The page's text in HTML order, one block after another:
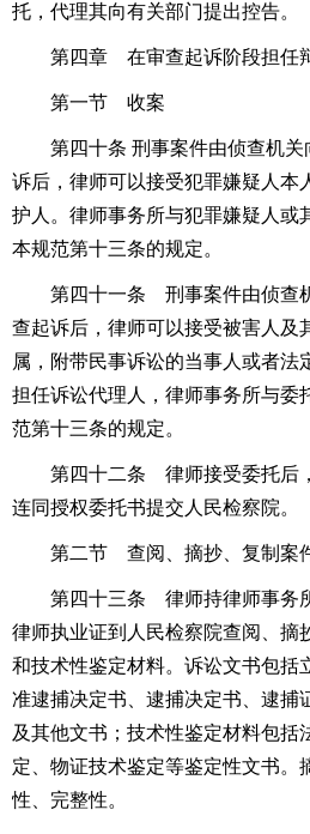
托，代理其向有关部门提出控告。
第四章 在审查起诉阶段担任辩
第一节 收案
第四十条 刑事案件由侦查机关
诉后，律师可以接受犯罪嫌疑人本
护人。律师事务所与犯罪嫌疑人或
本规范第十三条的规定。
第四十一条 刑事案件由侦查机
查起诉后，律师可以接受被害人及
属，附带民事诉讼的当事人或者法
担任诉讼代理人，律师事务所与委
范第十三条的规定。
第四十二条 律师接受委托后，
连同授权委托书提交人民检察院。
第二节 查阅、摘抄、复制案
第四十三条 律师持律师事务所
律师执业证到人民检察院查阅、摘
和技术性鉴定材料。诉讼文书包括
准逮捕决定书、逮捕决定书、逮捕
及其他文书；技术性鉴定材料包括
定、物证技术鉴定等鉴定性文书。
性、完整性。